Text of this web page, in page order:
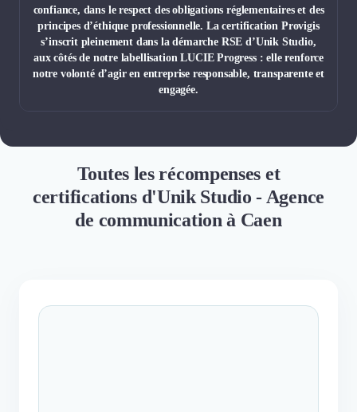
confiance, dans le respect des obligations réglementaires et des
principes d’éthique professionnelle. La certification Provigis
s’inscrit pleinement dans la démarche RSE d’Unik Studio,
aux côtés de notre labellisation LUCIE Progress : elle renforce
notre volonté d’agir en entreprise responsable, transparente et
engagée.
Toutes les récompenses et
certifications d'Unik Studio - Agence
de communication à Caen